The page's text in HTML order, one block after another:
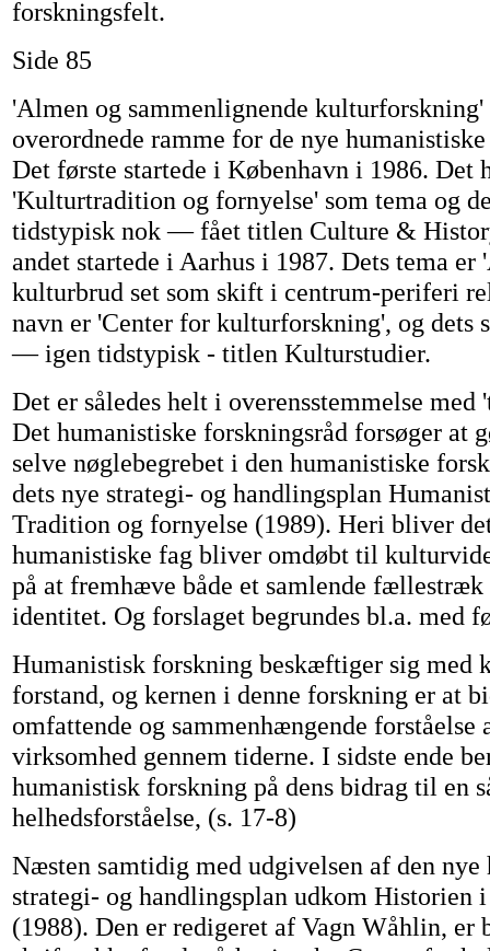
forskningsfelt.
Side 85
'Almen og sammenlignende kulturforskning'
overordnede ramme for de nye
Det første startede i København i 1986. Det
'Kulturtradition og fornyelse' som tema og
tidstypisk nok — fået titlen Culture &
andet startede i Aarhus i 1987. Dets tema er
kulturbrud set som skift i centrum-periferi
navn er 'Center for kulturforskning', og
— igen tidstypisk - titlen Kulturstudier.
Det er således helt i overensstemmelse med
Det humanistiske forskningsråd forsøger at
selve nøglebegrebet i den humanistiske
dets nye strategi- og handlingsplan
Tradition og fornyelse (1989). Heri bliver
humanistiske fag bliver omdøbt til
på at fremhæve både et samlende fællestræk
identitet. Og forslaget begrundes bl.a. med
Humanistisk forskning beskæftiger sig med
forstand, og kernen i denne forskning er at
omfattende og sammenhængende forståelse
virksomhed gennem tiderne. I sidste ende
humanistisk forskning på dens bidrag til en
helhedsforståelse, (s. 17-8)
Næsten samtidig med udgivelsen af den nye
strategi- og handlingsplan udkom Historien
(1988). Den er redigeret af Vagn Wåhlin,